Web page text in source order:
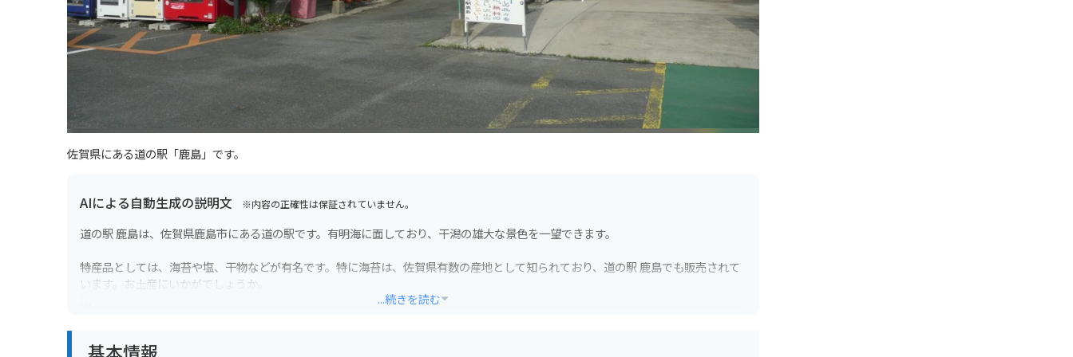
佐賀県にある道の駅「鹿島」です。
AIによる自動生成の説明文 ※内容の正確性は保証されていません。
道の駅 鹿島は、佐賀県鹿島市にある道の駅です。有明海に面しており、干潟の雄大な景色を一望できます。
特産品としては、海苔や塩、干物などが有名です。特に海苔は、佐賀県有数の産地として知られており、道の駅 鹿島でも販売されて
います。お土産にいかがでしょうか。
...続きを読む
基本情報